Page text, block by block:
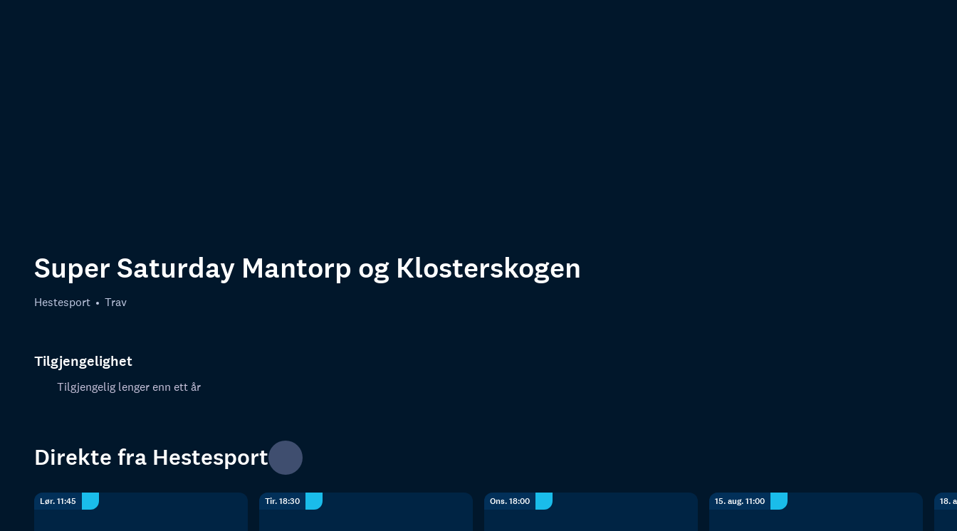
Super Saturday Mantorp og Klosterskogen
Hestesport Trav
Tilgjengelighet
Tilgjengelig lenger enn ett år
Direkte fra Hestesport
Lør. 11:45 Tir. 18:30 Ons. 18:00 15. aug. 11:00 18.